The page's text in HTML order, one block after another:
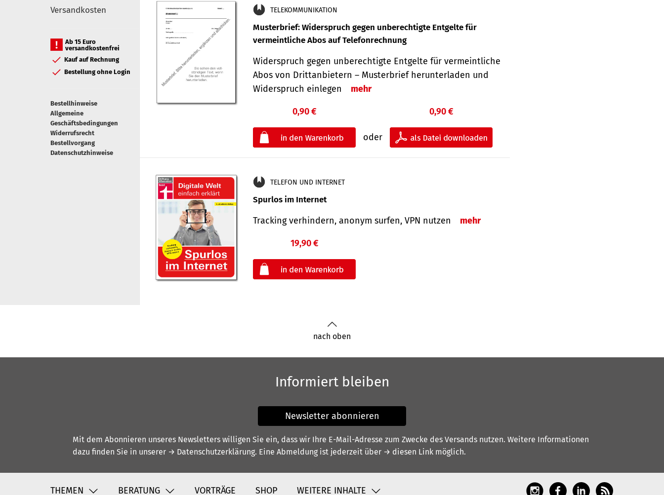
Versandkosten
Ab 15 Euro
versandkostenfrei
Kauf auf Rechnung
Bestellung ohne Login
Bestellhinweise
Allgemeine
Geschäftsbedingungen
Widerrufsrecht
Bestellvorgang
Datenschutzhinweise
TELEKOMMUNIKATION
Musterbrief: Widerspruch gegen unberechtigte Entgelte für
vermeintliche Abos auf Telefonrechnung
Widerspruch gegen unberechtigte Entgelte für vermeintliche
Abos von Drittanbietern – Musterbrief herunterladen und
Widerspruch einlegen
mehr
0,90 €
oder
0,90 €
TELEFON UND INTERNET
Spurlos im Internet
Tracking verhindern, anonym surfen, VPN nutzen mehr
19,90 €
nach oben
Informiert bleiben
Newsletter abonnieren
Mit dem Abonnieren unseres Newsletters willigen Sie ein, dass wir Ihre E-Mail-Adresse zum Zwecke des Versands nutzen. Weitere Informationen
dazu finden Sie in unserer → Datenschutzerklärung. Eine Abmeldung ist jederzeit über → diesen Link möglich.
THEMEN BERATUNG VORTRÄGE SHOP WEITERE INHALTE